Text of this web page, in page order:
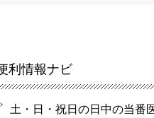
利情報ナビ
土・日・祝日の日中の当番